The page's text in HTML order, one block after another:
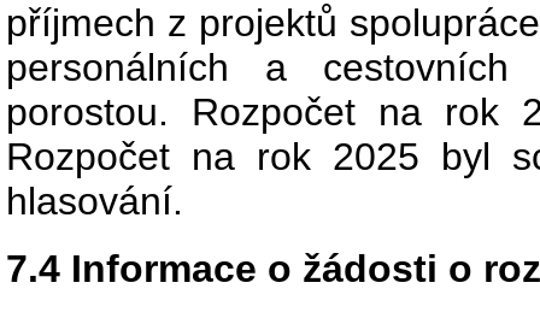
příjmech z projektů
personálních a
porostou. Rozpočet na rok
Rozpočet na rok 2025 byl
hlasování.
7.4 Informace o žádosti o